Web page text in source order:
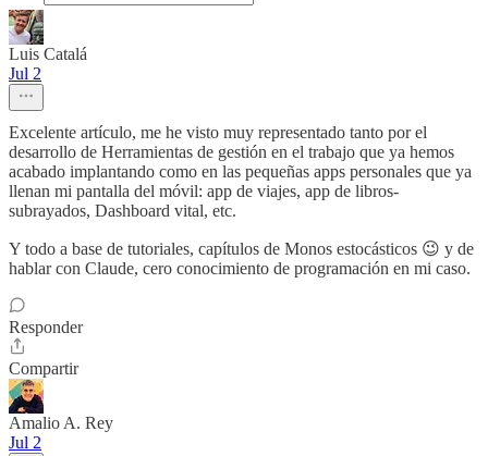
Luis Catalá
Jul 2
Excelente artículo, me he visto muy representado tanto por el
desarrollo de Herramientas de gestión en el trabajo que ya hemos
acabado implantando como en las pequeñas apps personales que ya
llenan mi pantalla del móvil: app de viajes, app de libros-
subrayados, Dashboard vital, etc.
Y todo a base de tutoriales, capítulos de Monos estocásticos 😉 y de
hablar con Claude, cero conocimiento de programación en mi caso.
Responder
Compartir
Amalio A. Rey
Jul 2